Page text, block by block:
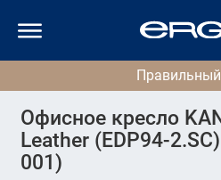
Офисное кресло
Leather (EDP94-
001)